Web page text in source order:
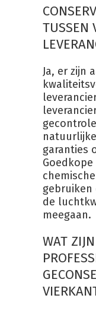
TUSSEN
Ja, er zijn
garanties
gebruiken
de
meegaan.
WAT